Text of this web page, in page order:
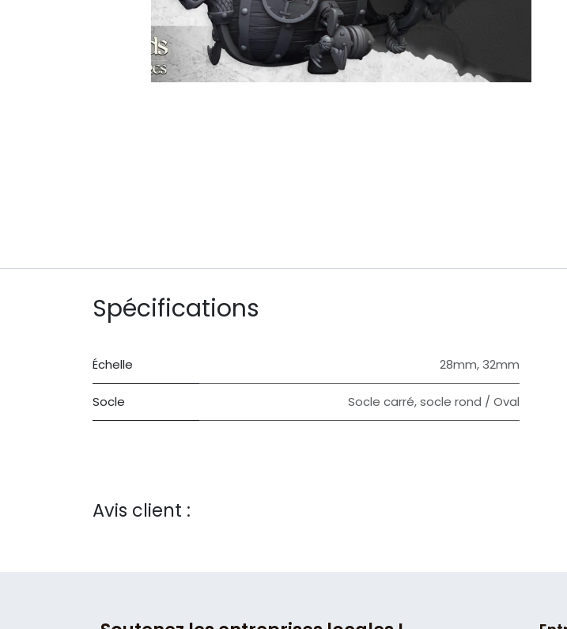
Spécifications
Échelle 28mm,32mm
Socle Socle carré,socle rond / Oval
Avis client :